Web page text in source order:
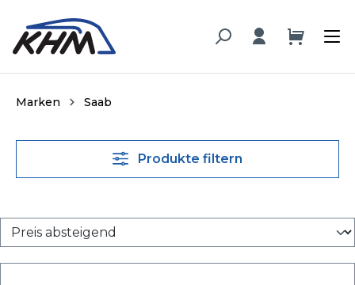
springen
Marken Saab
Produkte filtern